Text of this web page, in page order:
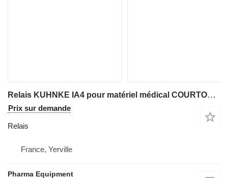
Relais KUHNKE IA4 pour matériel médical COURTOY R100
Prix sur demande
Relais
France, Yerville
Pharma Equipment